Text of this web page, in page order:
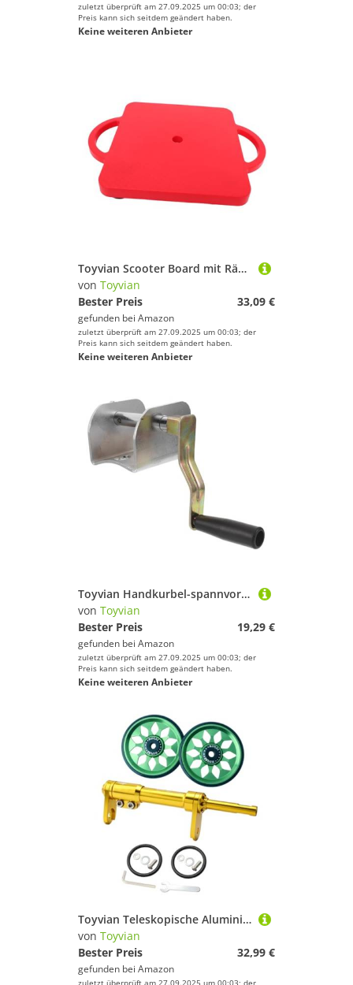
zuletzt überprüft am 27.09.2025 um 00:03; der
Preis kann sich seitdem geändert haben.
Keine weiteren Anbieter
Toyvian Scooter Board mit Rädern Leichtes Sitz Balance Board für Sensorische Entwicklung Fördert Koordination und Motorik Geeignet für Indoor und Outdoor Fördert Spielerisches Lernen und
von Toyvian
Bester Preis
33,09 €
gefunden bei Amazon
zuletzt überprüft am 27.09.2025 um 00:03; der
Preis kann sich seitdem geändert haben.
Keine weiteren Anbieter
Toyvian Handkurbel-spannvorrichtung aus Rostfreiem Manuelles Spannwerkzeug für Badminton Volleyballnetze Wetterfeste Drahtspanner für Sportpfosten Einfache Handhabung und Präzise
von Toyvian
Bester Preis
19,29 €
gefunden bei Amazon
zuletzt überprüft am 27.09.2025 um 00:03; der
Preis kann sich seitdem geändert haben.
Keine weiteren Anbieter
Toyvian Teleskopische Aluminiumlegierung Verlängerungsstange für Klapprad Leichte Robuste CNC gefertigte Faltbare Fahrrad Erweiterungsstange Kompatibel mit Verschiedenen Rahmen Einfache
von Toyvian
Bester Preis
32,99 €
gefunden bei Amazon
zuletzt überprüft am 27.09.2025 um 00:03; der